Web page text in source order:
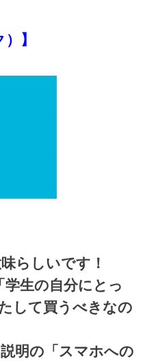
】
らしいです！
生の自分にとっ
して買うべきなの
明の「スマホへの